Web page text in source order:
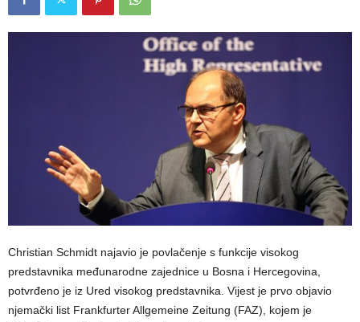
Christian Schmidt najavio je povlačenje s funkcije visokog
predstavnika međunarodne zajednice u Bosna i Hercegovina,
potvrđeno je iz Ured visokog predstavnika. Vijest je prvo objavio
njemački list Frankfurter Allgemeine Zeitung (FAZ), kojem je